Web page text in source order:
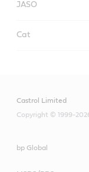
JASO
Cat
Castrol Limited
Copyright © 1999-
bp Global